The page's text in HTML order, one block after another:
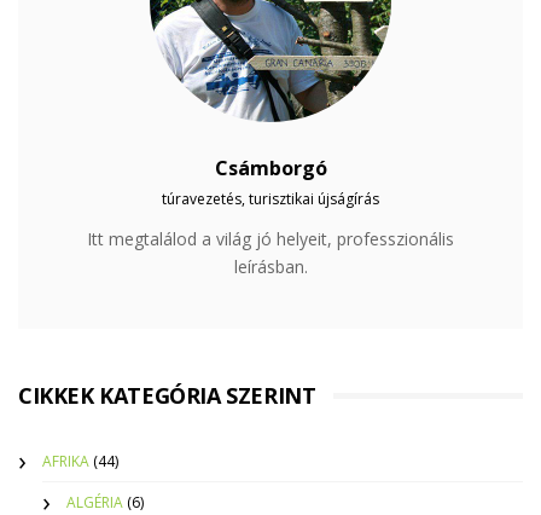
Csámborgó
túravezetés, turisztikai újságírás
Itt megtalálod a világ jó helyeit, professzionális
leírásban.
CIKKEK KATEGÓRIA SZERINT
AFRIKA (44)
ALGÉRIA (6)